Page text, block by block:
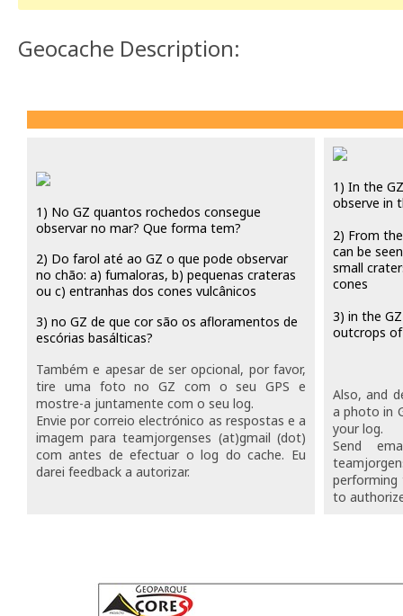
Geocache Description:
1) No GZ quantos rochedos consegue
observar no mar? Que forma tem?
2) Do farol até ao GZ o que pode observar
no chão: a) fumaloras, b) pequenas crateras
ou c) entranhas dos cones vulcânicos
3) no GZ de que cor são os afloramentos de
escórias basálticas?
Também e apesar de ser opcional, por favor,
tire uma foto no GZ com o seu GPS e
mostre-a juntamente com o seu log.
Envie por correio electrónico as respostas e a
imagem para teamjorgenses (at)gmail (dot)
com antes de efectuar o log do cache. Eu
darei feedback a autorizar.
1 ) In the GZ
observe in
2) From the
can be seen
small
cones
3) in the
outcrops
Also, and
a photo in
your log.
Send
performing
to